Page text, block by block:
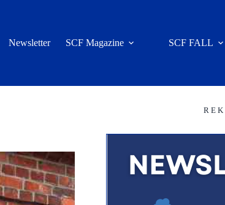
Newsletter SCF Magazine SCF FALL
R E